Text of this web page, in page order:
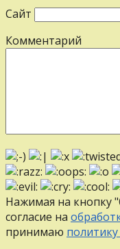
Сайт
Комментарий
Нажимая на кнопку
согласие на
принимаю